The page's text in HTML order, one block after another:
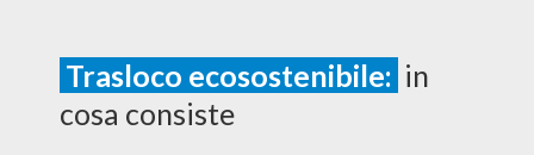
Trasloco ecosostenibile: in
cosa consiste